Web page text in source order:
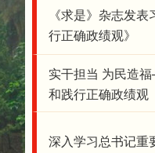
《求是》杂志发
行正确政绩观》
实干担当 为民造
和践行正确政绩观
深入学习总书记重